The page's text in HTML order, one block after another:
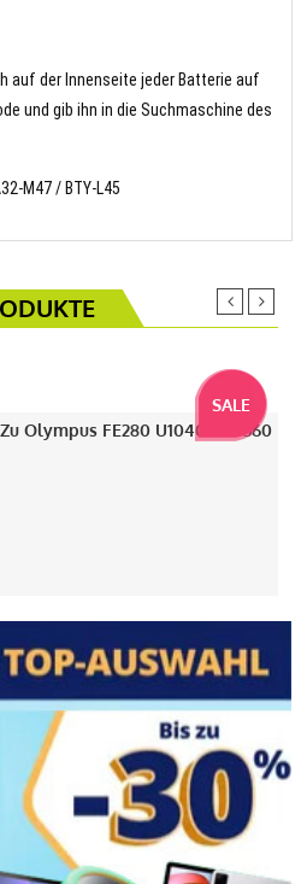
auf der Innenseite jeder Batterie auf
und gib ihn in die Suchmaschine des
M47 / BTY-L45
SALE
Olympus FE280 U1040 330 360